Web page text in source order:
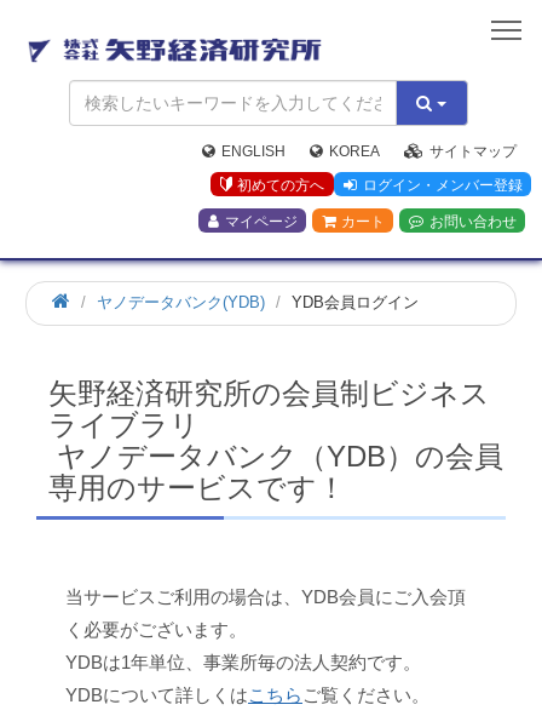
矢
野
経
済
研
究
所
ENGLISH KOREA
サイトマップ
初めての方へ
ログイン・メンバー登録
マイページ カート お問い合わせ
ホ
ー
ヤノデータバンク(YDB) YDB会員ログイン
矢野経済研究所の会員制ビジネス
ライブラリ
ヤノデータバンク（YDB）の会員
専用のサービスです！
当サービスご利用の場合は、YDB会員にご入会頂
く必要がございます。
YDBは1年単位、事業所毎の法人契約です。
YDBについて詳しくはこちら ご覧ください。